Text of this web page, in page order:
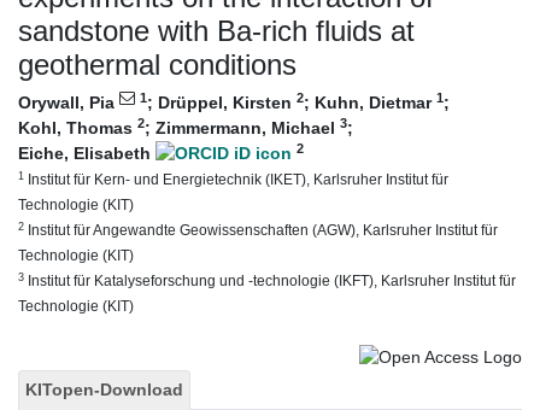
sandstone with Ba-rich fluids at
geothermal conditions
Orywall, Pia 1; Drüppel, Kirsten 2; Kuhn, Dietmar 1;
Kohl, Thomas 2; Zimmermann, Michael 3;
Eiche, Elisabeth
2
1 Institut für Kern- und Energietechnik (IKET), Karlsruher Institut für
Technologie (KIT)
2 Institut für Angewandte Geowissenschaften (AGW), Karlsruher Institut für
Technologie (KIT)
3 Institut für Katalyseforschung und -technologie (IKFT), Karlsruher Institut für
Technologie (KIT)
KITopen-Download